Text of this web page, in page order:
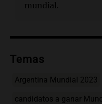
mundial.
Temas
Argentina Mundial 2023
candidatos a ganar